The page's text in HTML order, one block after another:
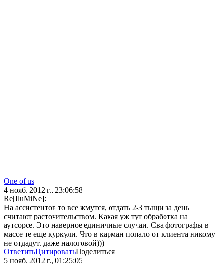
One of us
4 нояб. 2012 г., 23:06:58
Re[IluMiNe]:
На ассистентов то все жмутся, отдать 2-3 тыщи за день
считают расточительством. Какая уж тут обработка на
аутсорсе. Это наверное единичные случаи. Сва фотографы в
массе те еще куркули. Что в карман попало от клиента никому
не отдадут. даже налоговой)))
ОтветитьЦитироватьПоделиться
5 нояб. 2012 г., 01:25:05